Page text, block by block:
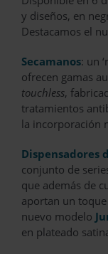
y diseños, en
Destacamos el
Secamanos: un
ofrecen gamas
touchless,
tratamientos
la incorporación
Dispensadores
conjunto de
que además de
aportan un toque
nuevo modelo
en plateado